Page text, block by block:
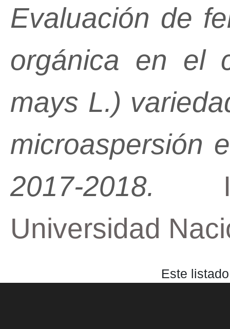
Evaluación de
orgánica en el
mays L.)
microaspersión
2017-2018.
Universidad
Este